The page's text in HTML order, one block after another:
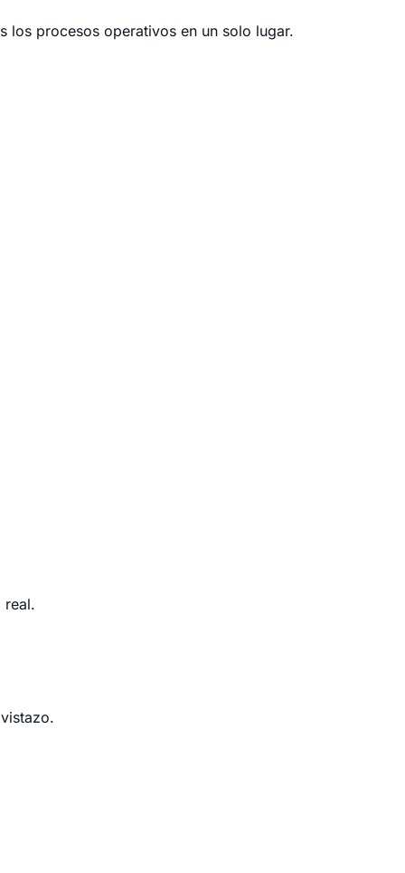
los procesos operativos en un solo lugar.
real.